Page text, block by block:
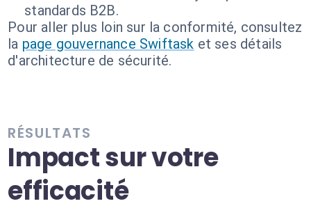
standards B2B.
Pour aller plus loin sur la conformité, consultez
la page gouvernance Swiftask et ses détails
d'architecture de sécurité.
RÉSULTATS
Impact sur votre
efficacité